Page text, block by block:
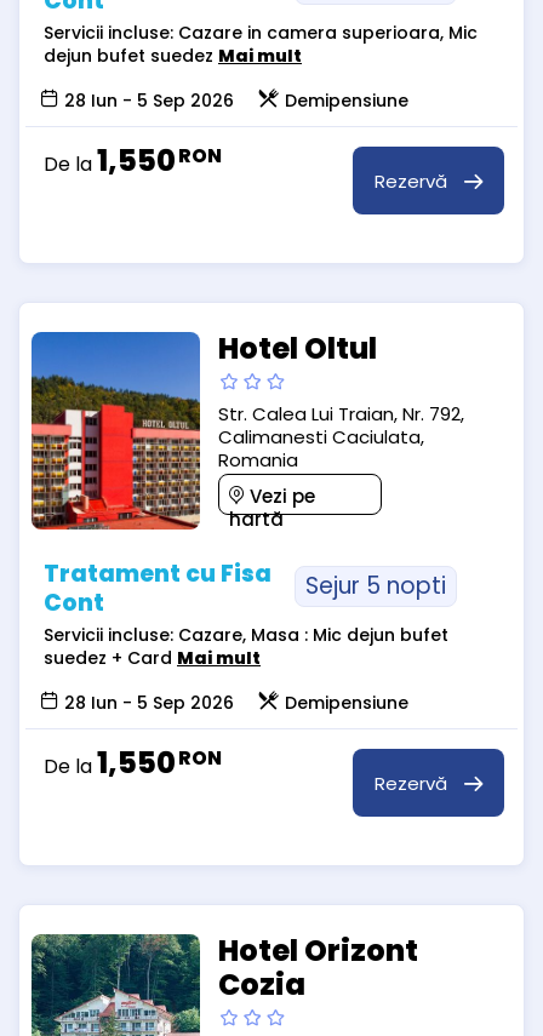
Servicii incluse: Cazare in camera superioara, Mic
dejun bufet suedez Mai mult
28 Iun - 5 Sep 2026
Demipensiune
De la1,550RON
Rezervă
Hotel Oltul
Str. Calea Lui Traian, Nr. 792,
Calimanesti Caciulata,
Romania
Vezi pe
hartă
Tratament cu Fisa
Cont
Sejur 5 nopti
Servicii incluse: Cazare, Masa : Mic dejun bufet
suedez + Card Mai mult
28 Iun - 5 Sep 2026
Demipensiune
De la1,550RON
Rezervă
Hotel Orizont
Cozia